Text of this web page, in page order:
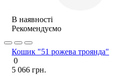
В наявності
Рекомендуємо
Кошик "51 рожева троянда"
0
5 066 грн.